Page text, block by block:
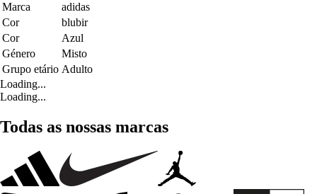
Marca
adidas
Cor
blubir
Cor
Azul
Género
Misto
Grupo etário Adulto
Loading...
Loading...
Todas as nossas marcas